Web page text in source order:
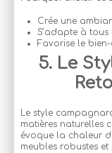
Crée une
S’adapte à tous
Favorise le
5. Le
Le style
matières naturelles
évoque la chaleur
meubles robustes et